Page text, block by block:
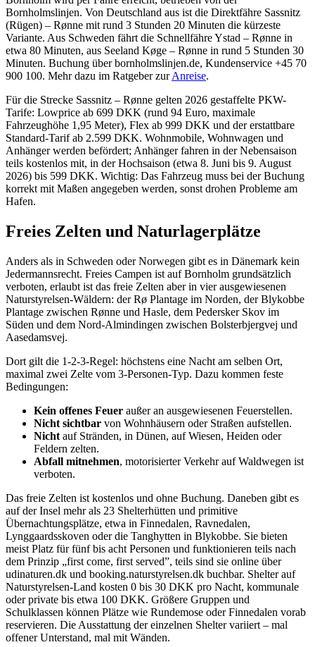
Bornholmslinjen. Von Deutschland aus ist die Direktfähre Sassnitz
(Rügen) – Rønne mit rund 3 Stunden 20 Minuten die kürzeste
Variante. Aus Schweden fährt die Schnellfähre Ystad – Rønne in
etwa 80 Minuten, aus Seeland Køge – Rønne in rund 5 Stunden 30
Minuten. Buchung über bornholmslinjen.de, Kundenservice +45 70
900 100. Mehr dazu im Ratgeber zurAnreise.
Für die Strecke Sassnitz – Rønne gelten 2026 gestaffelte PKW-
Tarife: Lowprice ab 699 DKK (rund 94 Euro, maximale
Fahrzeughöhe 1,95 Meter), Flex ab 999 DKK und der erstattbare
Standard-Tarif ab 2.599 DKK. Wohnmobile, Wohnwagen und
Anhänger werden befördert; Anhänger fahren in der Nebensaison
teils kostenlos mit, in der Hochsaison (etwa 8. Juni bis 9. August
2026) bis 599 DKK. Wichtig: Das Fahrzeug muss bei der Buchung
korrekt mit Maßen angegeben werden, sonst drohen Probleme am
Hafen.
Freies Zelten und Naturlagerplätze
Anders als in Schweden oder Norwegen gibt es in Dänemark kein
Jedermannsrecht. Freies Campen ist auf Bornholm grundsätzlich
verboten, erlaubt ist das freie Zelten aber in vier ausgewiesenen
Naturstyrelsen-Wäldern: der Rø Plantage im Norden, der Blykobbe
Plantage zwischen Rønne und Hasle, dem Pedersker Skov im
Süden und dem Nord-Almindingen zwischen Bolsterbjergvej und
Aasedamsvej.
Dort gilt die 1-2-3-Regel: höchstens eine Nacht am selben Ort,
maximal zwei Zelte vom 3-Personen-Typ. Dazu kommen feste
Bedingungen:
Kein offenes Feuer außer an ausgewiesenen Feuerstellen.
Nicht sichtbar von Wohnhäusern oder Straßen aufstellen.
Nicht auf Stränden, in Dünen, auf Wiesen, Heiden oder
Feldern zelten.
Abfall mitnehmen, motorisierter Verkehr auf Waldwegen ist
verboten.
Das freie Zelten ist kostenlos und ohne Buchung. Daneben gibt es
auf der Insel mehr als 23 Shelterhütten und primitive
Übernachtungsplätze, etwa in Finnedalen, Ravnedalen,
Lynggaardsskoven oder die Tanghytten in Blykobbe. Sie bieten
meist Platz für fünf bis acht Personen und funktionieren teils nach
dem Prinzip „first come, first served”, teils sind sie online über
udinaturen.dk und booking.naturstyrelsen.dk buchbar. Shelter auf
Naturstyrelsen-Land kosten 0 bis 30 DKK pro Nacht, kommunale
oder private bis etwa 100 DKK. Größere Gruppen und
Schulklassen können Plätze wie Rundemose oder Finnedalen vorab
reservieren. Die Ausstattung der einzelnen Shelter variiert – mal
offener Unterstand, mal mit Wänden.